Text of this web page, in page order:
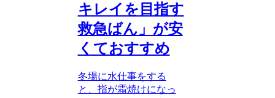
キレイを目指す
救急ばん」が安
くておすすめ
冬場に水仕事をする
と、指が霜焼けになっ